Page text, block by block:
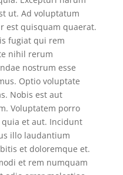
ut. Ad voluptatum
est quisquam quaerat.
fugiat qui rem
nihil rerum
nostrum esse
Optio voluptate
Nobis est aut
Voluptatem porro
et aut. Incidunt
illo laudantium
et doloremque et.
et rem numquam